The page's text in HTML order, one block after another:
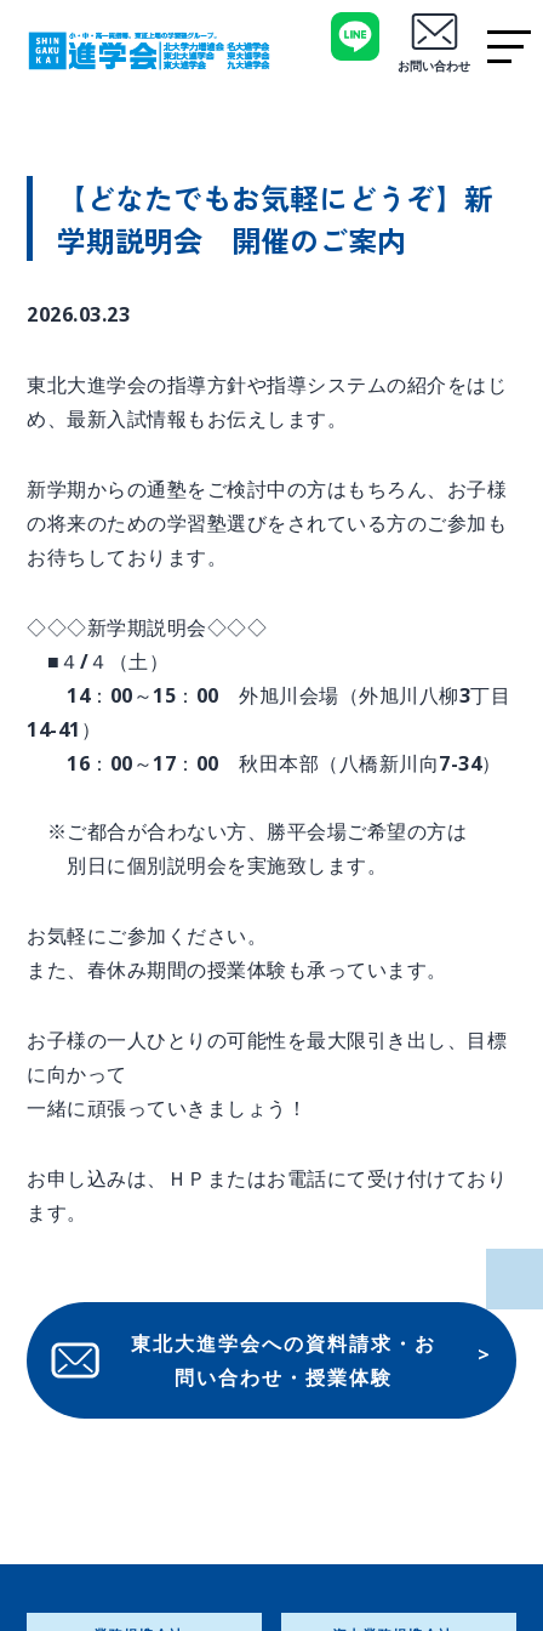
お問い合わせ
【どなたでもお気軽にどうぞ】新
学期説明会 開催のご案内
2026.03.23
東北大進学会の指導方針や指導システムの紹介をはじ
め、最新入試情報もお伝えします。
新学期からの通塾をご検討中の方はもちろん、お子様
の将来のための学習塾選びをされている方のご参加も
お待ちしております。
◇◇◇新学期説明会◇◇◇
■４/４（土）
14：00～15：00 外旭川会場（外旭川八柳3丁目
14-41）
16：00～17：00 秋田本部（八橋新川向7-34）
※ご都合が合わない方、勝平会場ご希望の方は
別日に個別説明会を実施致します。
お気軽にご参加ください。
また、春休み期間の授業体験も承っています。
お子様の一人ひとりの可能性を最大限引き出し、目標
に向かって
一緒に頑張っていきましょう！
お申し込みは、ＨＰまたはお電話にて受け付けており
ます。
東北大進学会への資料請求・お
問い合わせ・授業体験